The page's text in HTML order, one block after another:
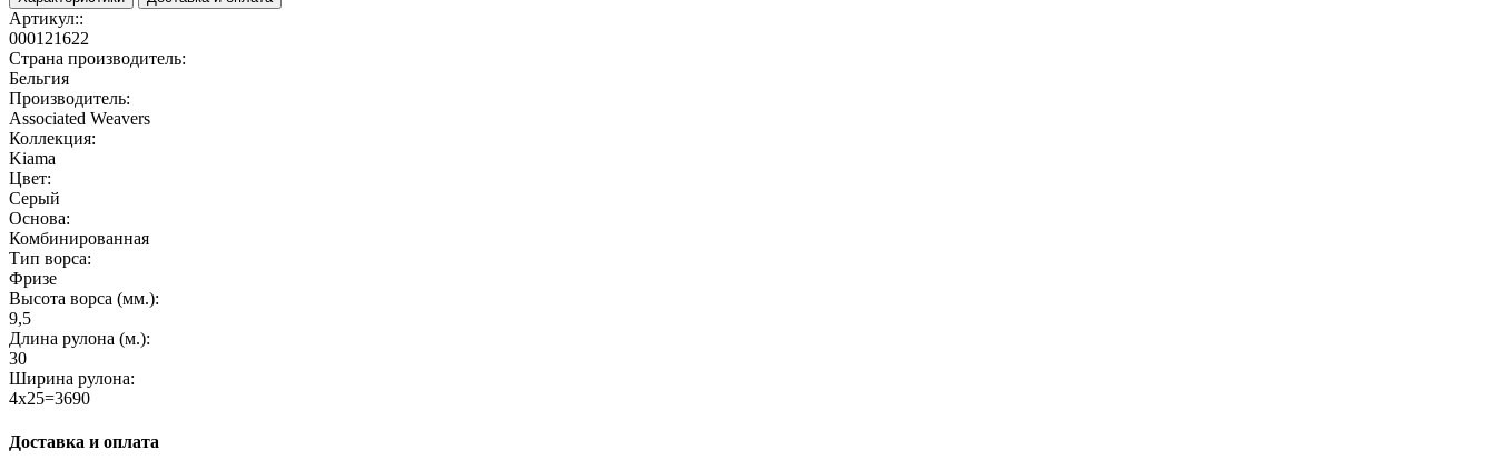
Артикул::
000121622
Страна производитель:
Бельгия
Производитель:
Associated Weavers
Коллекция:
Kiama
Цвет:
Серый
Основа:
Комбинированная
Тип ворса:
Фризе
Высота ворса (мм.):
9,5
Длина рулона (м.):
30
Ширина рулона:
4x25=3690
Доставка и оплата